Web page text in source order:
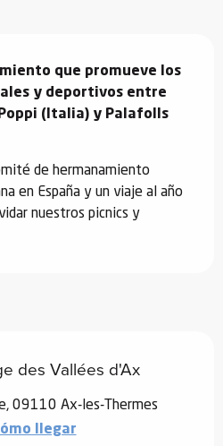
que promueve los
y deportivos entre
(Italia) y Palafolls
de hermanamiento
en España y un viaje al año
nuestros picnics y
des Vallées d'Ax
09110 Ax-les-Thermes
llegar